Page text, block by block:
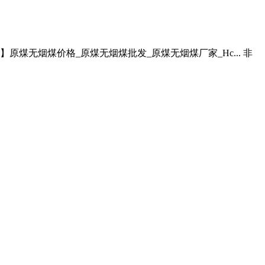
原煤无烟煤价格_原煤无烟煤批发_原煤无烟煤厂家_Hc... 非